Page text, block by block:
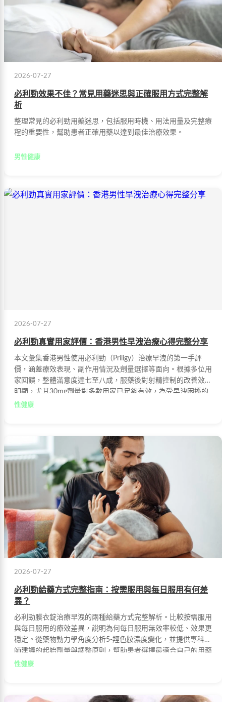
2026-07-27
必利勁效果不佳？常見用藥迷思與正確服用方式完整解
析
整理常見的必利勁用藥迷思，包括服用時機、用法用量及完整療
程的重要性，幫助患者正確用藥以達到最佳治療效果。
男性健康
2026-07-27
必利勁真實用家評價：香港男性早洩治療心得完整分享
本文彙集香港男性使用必利勁（Priligy）治療早洩的第一手評
價，涵蓋療效表現、副作用情況及劑量選擇等面向。根據多位用
家回饋，整體滿意度達七至八成，服藥後對射精控制的改善效果
明顯，尤其30mg劑量對多數用家已足夠有效，為受早洩困擾的
男性提供客觀參考。
性健康
2026-07-27
必利勁給藥方式完整指南：按需服用與每日服用有何差
異？
必利勁膜衣錠治療早洩的兩種給藥方式完整解析。比較按需服用
與每日服用的療效差異，說明為何每日服用無效率較低、效果更
穩定。從藥物動力學角度分析5-羥色胺濃度變化，並提供專科醫
師建議的起始劑量與調整原則，幫助患者選擇最適合自己的用藥
方式。
性健康